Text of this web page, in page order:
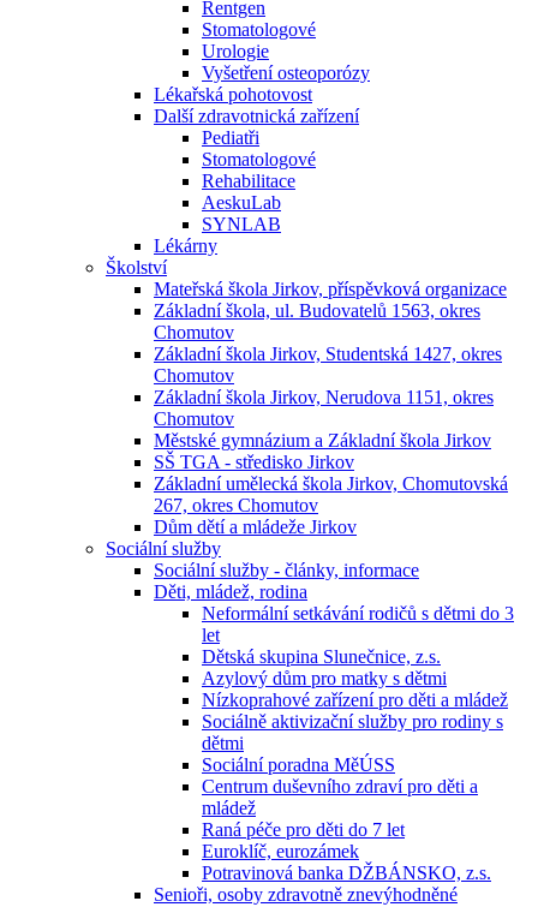
Rentgen
Stomatologové
Urologie
Vyšetření osteoporózy
Lékařská pohotovost
Další zdravotnická zařízení
Pediatři
Stomatologové
Rehabilitace
AeskuLab
SYNLAB
Lékárny
Školství
Mateřská škola Jirkov, příspěvková organizace
Základní škola, ul. Budovatelů 1563, okres
Chomutov
Základní škola Jirkov, Studentská 1427, okres
Chomutov
Základní škola Jirkov, Nerudova 1151, okres
Chomutov
Městské gymnázium a Základní škola Jirkov
SŠ TGA - středisko Jirkov
Základní umělecká škola Jirkov, Chomutovská
267, okres Chomutov
Dům dětí a mládeže Jirkov
Sociální služby
Sociální služby - články, informace
Děti, mládež, rodina
Neformální setkávání rodičů s dětmi do 3
let
Dětská skupina Slunečnice, z.s.
Azylový dům pro matky s dětmi
Nízkoprahové zařízení pro děti a mládež
Sociálně aktivizační služby pro rodiny s
dětmi
Sociální poradna MěÚSS
Centrum duševního zdraví pro děti a
mládež
Raná péče pro děti do 7 let
Euroklíč, eurozámek
Potravinová banka DŽBÁNSKO, z.s.
Senioři, osoby zdravotně znevýhodněné